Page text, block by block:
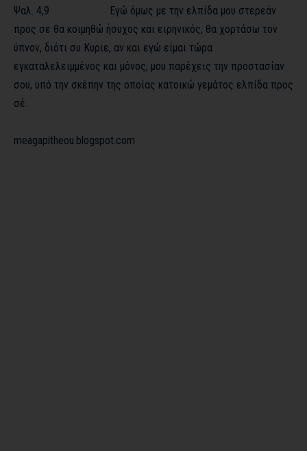
Ψαλ. 4,9 Εγώ όμως με την ελπίδα μου στερεάν
προς σε θα κοιμηθώ ήσυχος και ειρηνικός, θα χορτάσω τον
ύπνον, διότι συ Κυριε, αν και εγώ είμαι τώρα
εγκαταλελειμμένος και μόνος, μου παρέχεις την προστασίαν
σου, υπό την σκέπην της οποίας κατοικώ γεμάτος ελπίδα προς
σέ.
meagapitheou.blogspot.com